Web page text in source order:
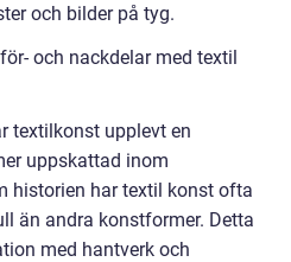
och bilder på tyg.
och nackdelar med textil
textilkonst upplevt en
uppskattad inom
historien har textil konst ofta
än andra konstformer. Detta
med hantverk och